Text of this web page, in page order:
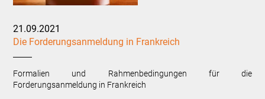
21.09.2021
Die Forderungsanmeldung in Frankreich
Formalien und Rahmenbedingungen für die
Forderungsanmeldung in Frankreich